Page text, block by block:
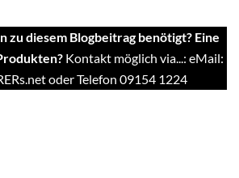
zu diesem Blogbeitrag benötigt? Eine
Kontakt möglich via...: eMail:
oder Telefon 09154 1224